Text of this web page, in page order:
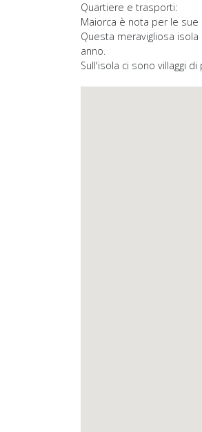
Quartiere e trasporti:
Maiorca è nota per le
Questa meravigliosa
anno.
Sull'isola ci sono villaggi